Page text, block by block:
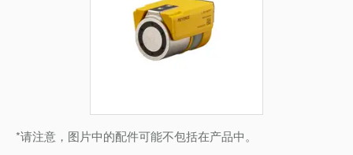
*请注意，图片中的配件可能不包括在产品中。